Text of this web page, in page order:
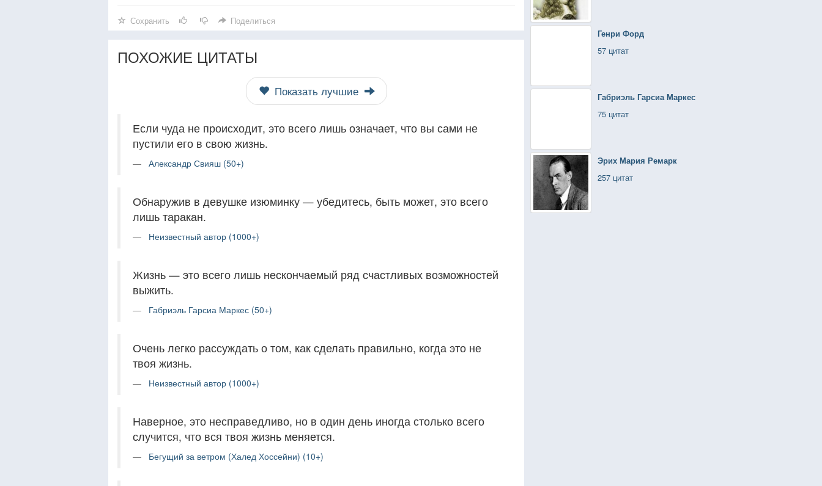
Генри Форд
57 цитат
Габриэль Гарсиа Маркес
75 цитат
Эрих Мария Ремарк
257 цитат
Сохранить Поделиться
ПОХОЖИЕ ЦИТАТЫ
Показать лучшие
Если чуда не происходит, это всего лишь означает, что вы сами не
пустили его в свою жизнь.
Александр Свияш (50+)
Обнаружив в девушке изюминку — убедитесь, быть может, это всего
лишь таракан.
Неизвестный автор (1000+)
Жизнь — это всего лишь нескончаемый ряд счастливых возможностей
выжить.
Габриэль Гарсиа Маркес (50+)
Очень легко рассуждать о том, как сделать правильно, когда это не
твоя жизнь.
Неизвестный автор (1000+)
Наверное, это несправедливо, но в один день иногда столько всего
случится, что вся твоя жизнь меняется.
Бегущий за ветром (Халед Хоссейни) (10+)